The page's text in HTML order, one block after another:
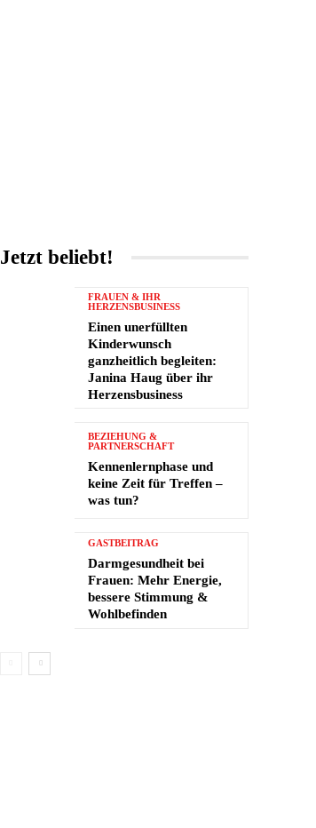
Jetzt beliebt!
FRAUEN & IHR
HERZENSBUSINESS
Einen unerfüllten
Kinderwunsch
ganzheitlich begleiten:
Janina Haug über ihr
Herzensbusiness
BEZIEHUNG &
PARTNERSCHAFT
Kennenlernphase und
keine Zeit für Treffen –
was tun?
GASTBEITRAG
Darmgesundheit bei
Frauen: Mehr Energie,
bessere Stimmung &
Wohlbefinden